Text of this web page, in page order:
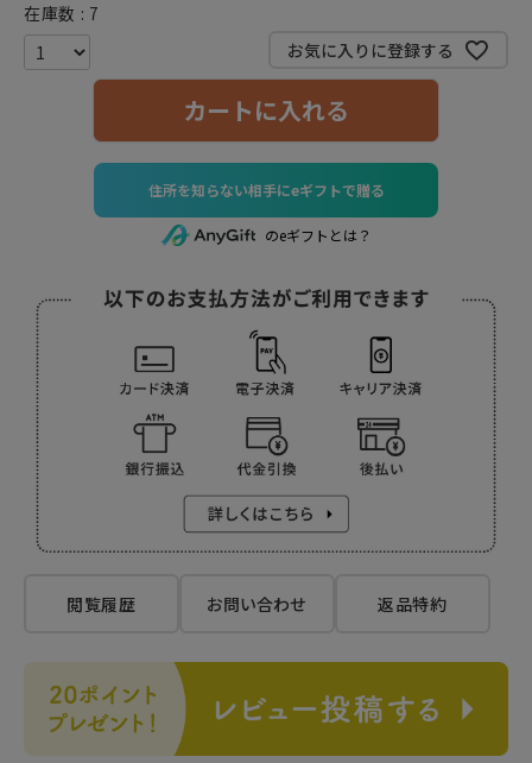
在庫数
7
お気に入りに登録する
カートに入れる
住所を知らない相手にeギフトで贈る
のeギフトとは？
閲覧履歴 お問い合わせ 返品特約